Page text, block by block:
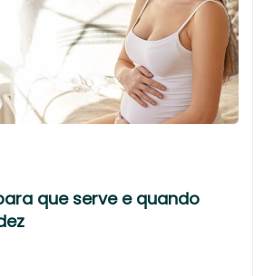
que serve e quando